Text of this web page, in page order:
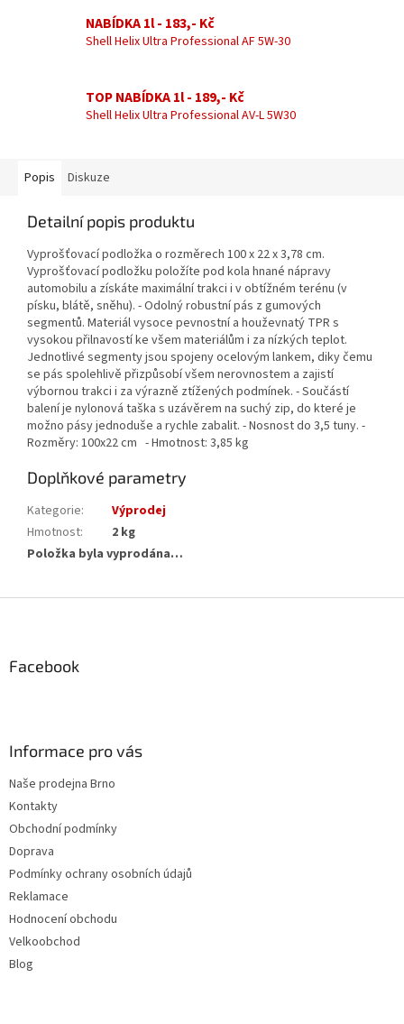
NABÍDKA 1l - 183,- Kč
Shell Helix Ultra Professional AF 5W-30
TOP NABÍDKA 1l - 189,- Kč
Shell Helix Ultra Professional AV-L 5W30
Popis Diskuze
Detailní popis produktu
Vyprošťovací podložka o rozměrech 100 x 22 x 3,78 cm.
Vyprošťovací podložku položíte pod kola hnané nápravy
automobilu a získáte maximální trakci i v obtížném terénu (v
písku, blátě, sněhu). - Odolný robustní pás z gumových
segmentů. Materiál vysoce pevnostní a houževnatý TPR s
vysokou přilnavostí ke všem materiálům i za nízkých teplot.
Jednotlivé segmenty jsou spojeny ocelovým lankem, diky čemu
se pás spolehlivě přizpůsobí všem nerovnostem a zajistí
výbornou trakci i za výrazně ztížených podmínek. - Součástí
balení je nylonová taška s uzávěrem na suchý zip, do které je
možno pásy jednoduše a rychle zabalit. - Nosnost do 3,5 tuny. -
Rozměry: 100x22 cm - Hmotnost: 3,85 kg
Doplňkové parametry
Kategorie:
Výprodej
Hmotnost:
2 kg
Položka byla vyprodána…
Facebook
Informace pro vás
Naše prodejna Brno
Kontakty
Obchodní podmínky
Doprava
Podmínky ochrany osobních údajů
Reklamace
Hodnocení obchodu
Velkoobchod
Blog